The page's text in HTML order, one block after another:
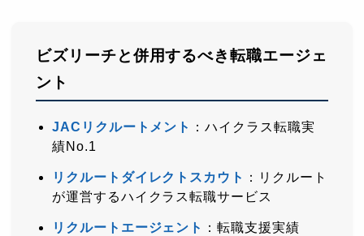
ビズリーチと併用するべき転職エージェ
ント
JACリクルートメント
：ハイクラス転職実
績No.1
リクルートダイレクトスカウト
：リクルート
が運営するハイクラス転職サービス
リクルートエージェント
：転職支援実績